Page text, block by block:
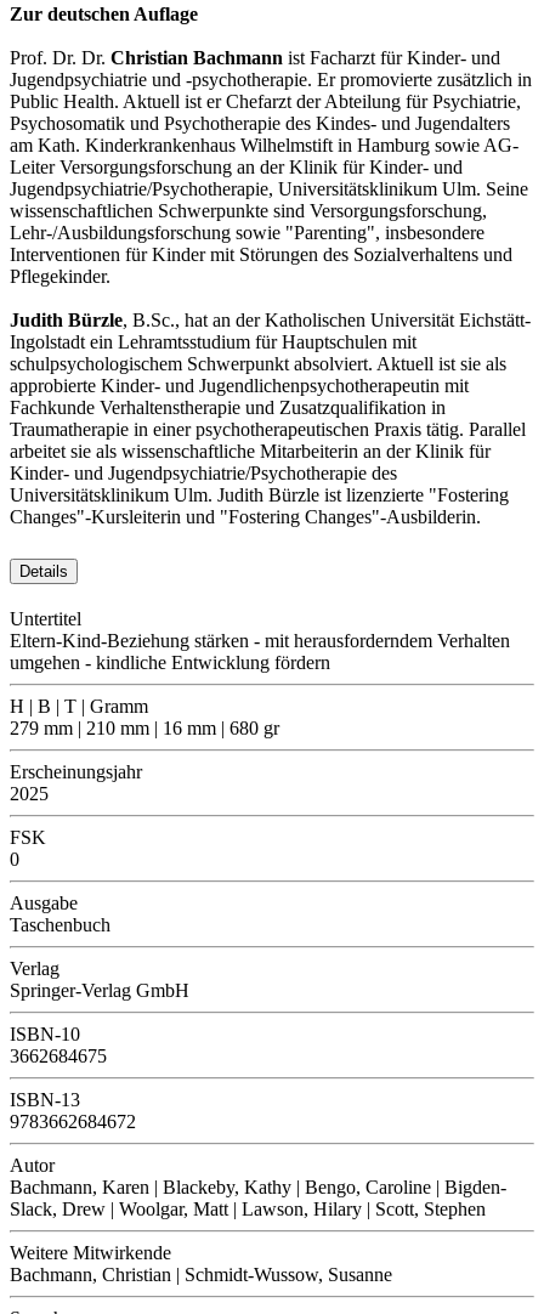
Zur deutschen Auflage
Prof. Dr. Dr. Christian Bachmann ist Facharzt für Kinder- und
Jugendpsychiatrie und -psychotherapie. Er promovierte zusätzlich in
Public Health. Aktuell ist er Chefarzt der Abteilung für Psychiatrie,
Psychosomatik und Psychotherapie des Kindes- und Jugendalters
am Kath. Kinderkrankenhaus Wilhelmstift in Hamburg sowie AG-
Leiter Versorgungsforschung an der Klinik für Kinder- und
Jugendpsychiatrie/Psychotherapie, Universitätsklinikum Ulm. Seine
wissenschaftlichen Schwerpunkte sind Versorgungsforschung,
Lehr-/Ausbildungsforschung sowie "Parenting", insbesondere
Interventionen für Kinder mit Störungen des Sozialverhaltens und
Pflegekinder.
Judith Bürzle, B.Sc., hat an der Katholischen Universität Eichstätt-
Ingolstadt ein Lehramtsstudium für Hauptschulen mit
schulpsychologischem Schwerpunkt absolviert. Aktuell ist sie als
approbierte Kinder- und Jugendlichenpsychotherapeutin mit
Fachkunde Verhaltenstherapie und Zusatzqualifikation in
Traumatherapie in einer psychotherapeutischen Praxis tätig. Parallel
arbeitet sie als wissenschaftliche Mitarbeiterin an der Klinik für
Kinder- und Jugendpsychiatrie/Psychotherapie des
Universitätsklinikum Ulm. Judith Bürzle ist lizenzierte "Fostering
Changes"-Kursleiterin und "Fostering Changes"-Ausbilderin.
Details
Untertitel
Eltern-Kind-Beziehung stärken - mit herausforderndem Verhalten
umgehen - kindliche Entwicklung fördern
H | B | T | Gramm
279 mm | 210 mm | 16 mm | 680 gr
Erscheinungsjahr
2025
FSK
0
Ausgabe
Taschenbuch
Verlag
Springer-Verlag GmbH
ISBN-10
3662684675
ISBN-13
9783662684672
Autor
Bachmann, Karen | Blackeby, Kathy | Bengo, Caroline | Bigden-
Slack, Drew | Woolgar, Matt | Lawson, Hilary | Scott, Stephen
Weitere Mitwirkende
Bachmann, Christian | Schmidt-Wussow, Susanne